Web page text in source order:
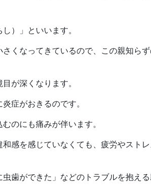
）」といいます。
くなってきているので、この親知ら
が深くなります。
症がおきるのです。
のにも痛みが伴います。
感を感じていなくても、疲労やスト
歯ができた」などのトラブルを抱え